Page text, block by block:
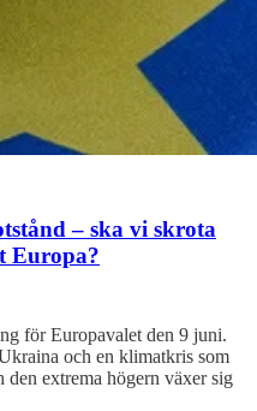
– ska vi skrota
Europa?
för Europavalet den 9 juni.
och en klimatkris som
den extrema högern växer sig